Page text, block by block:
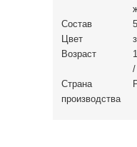
Состав
Цвет
Возраст
/
Страна
производства